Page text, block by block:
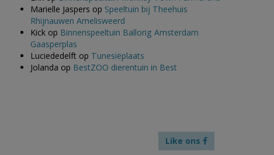
Marielle Jaspers op Speeltuin bij Theehuis
Rhijnauwen Amelisweerd
Kick op Binnenspeeltuin Ballorig Amsterdam
Gaasperplas
Luciededelft op Tunesiëplaats
Jolanda op BestZOO dierentuin in Best
Like ons